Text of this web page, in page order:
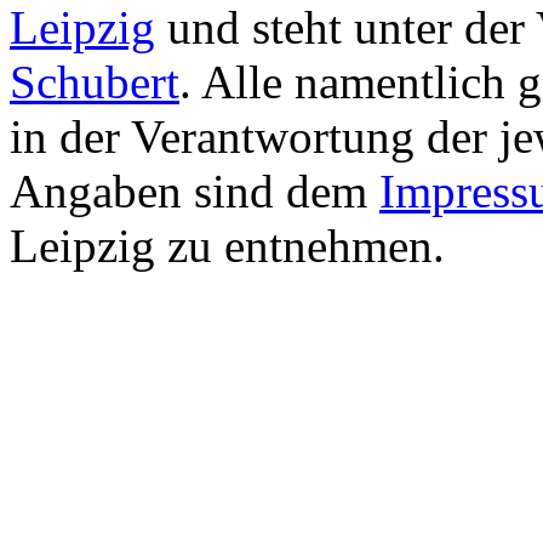
Leipzig und steht unter
Schubert. Alle namentlich
in der Verantwortung der
Angaben sind dem
Leipzig zu entnehmen.